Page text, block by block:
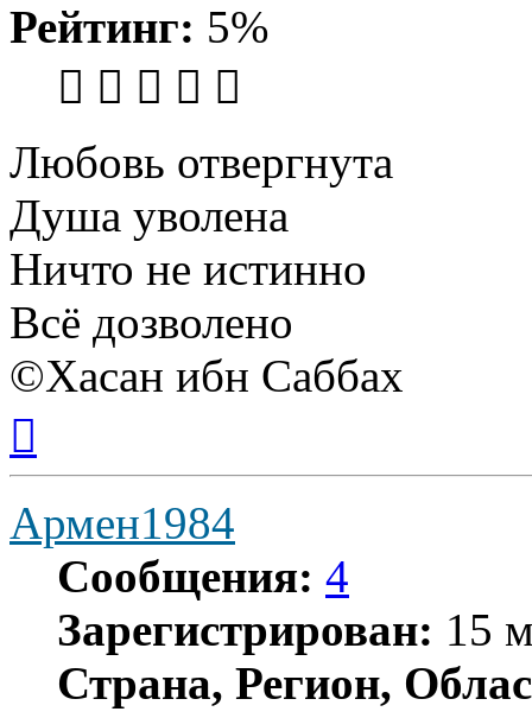
Рейтинг: 5%
Любовь отвергнута
Душа уволена
Ничто не истинно
Всё дозволено
©Хасан ибн Саббах
началу
Армен1984
Сообщения: 4
Зарегистрирован: 15
Страна, Регион,